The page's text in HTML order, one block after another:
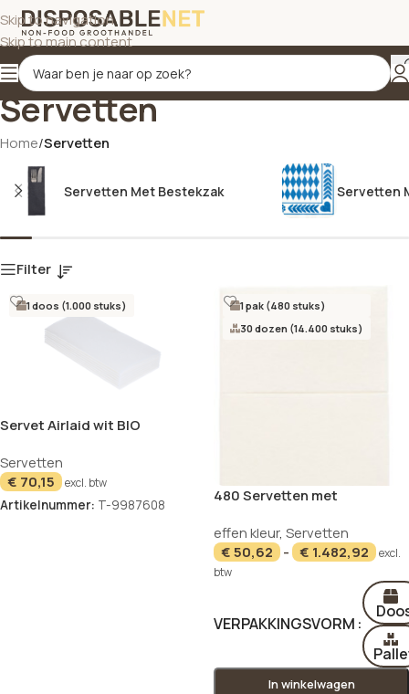
Skip to navigation
Skip to main content
Servetten
Home/Servetten
Servetten Met Bestekzak Servetten
Filter
1 doos (1.000 stuks)
Servet Airlaid wit BIO
Servetten
€ 70,15 excl. btw
Artikelnummer: T-9987608
1 pak (480 stuks)
30 dozen (14.400 stuks)
480 Servetten met
33 cm wit met bestekvouw
effen kleur, Servetten
€50,62 - € 1.482,92
excl.
btw
VERPAKKINGSVORM
In winkelwagen